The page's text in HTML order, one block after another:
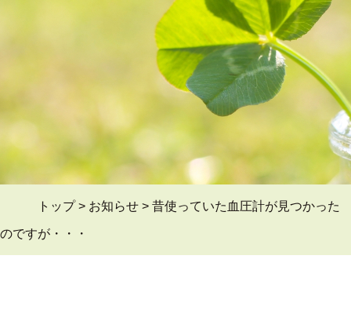
訪問介護 麦わら ＞
みまもり巡回麦わら家 ＞
よくある質問Q&A
トップ> お知らせ > 昔使っていた血圧計が見つかった
のですが・・・